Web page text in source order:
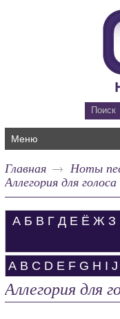
Меню
Главная Ноты
Аллегория для
А Б В Г Д Е Ё Ж З
A B C D E F G H I J
Аллегория для